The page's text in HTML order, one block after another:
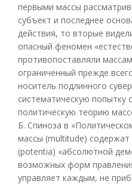
первыми массы
субъект и последнее
действия, то вторые
опасный феномен
противопоставляли
ограниченный прежде
носитель подлинного
систематическую попытку
политическую теорию
Б. Спиноза в
массы (multitude)
(potentia) «абсолютной
возможных форм
управляет каждым, не